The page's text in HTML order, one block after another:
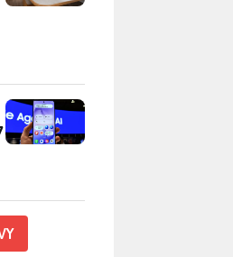
Galaxy: Baterie u S27